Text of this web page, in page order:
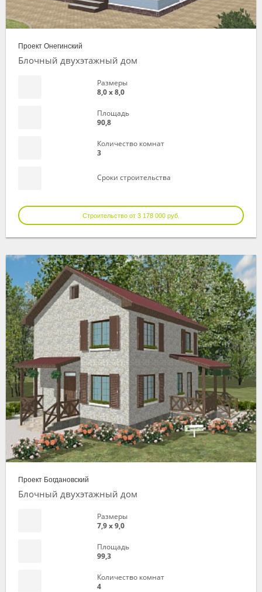
Проект Онегинский
Блочный двухэтажный дом
Размеры
8,0 х 8,0
Площадь
90,8
Количество комнат
3
Сроки строительства
Строительство от 3 178 000 руб.
Проект Богдановский
Блочный двухэтажный дом
Размеры
7,9 х 9,0
Площадь
99,3
Количество комнат
4